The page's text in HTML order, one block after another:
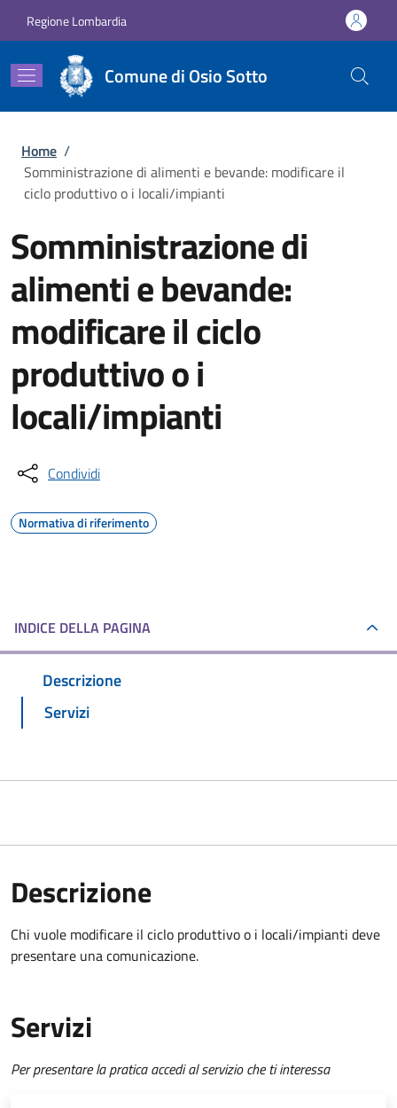
Regione Lombardia
Comune di Osio Sotto
Briciole di pane
Home /
Somministrazione di alimenti e bevande: modificare il
ciclo produttivo o i locali/impianti
Somministrazione di
alimenti e bevande:
modificare il ciclo
produttivo o i
locali/impianti
Condividi
Normativa di riferimento
INDICE DELLA PAGINA
Descrizione
Servizi
Descrizione
Chi vuole modificare il ciclo produttivo o i locali/impianti deve
presentare una comunicazione.
Servizi
Per presentare la pratica accedi al servizio che ti interessa